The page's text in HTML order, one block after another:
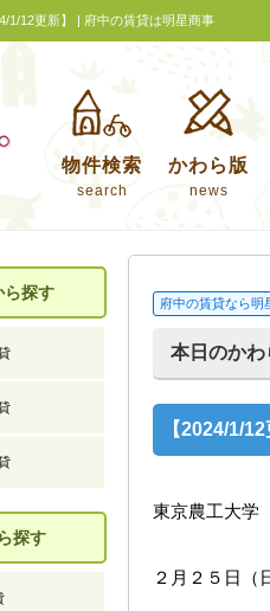
12更新】 | 府中の賃貸は明星商事
物件検索
search
かわら版
news
府中の賃貸なら明
本日のかわ
【2024/1/
東京農工大学
２月２５日
ら探す
探す